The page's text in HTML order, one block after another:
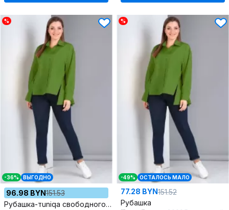
%
-36% ВЫГОДНО
96.98 BYN151.53
Рубашка-тuniqа свободного силуэта из текстиля на каждый день
%
-49% ОСТАЛОСЬ МАЛО
77.28 BYN151.52
Рубашка